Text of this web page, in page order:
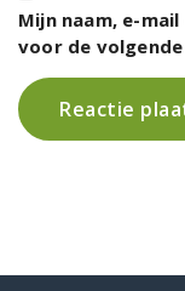
Mijn naam, e-
voor de